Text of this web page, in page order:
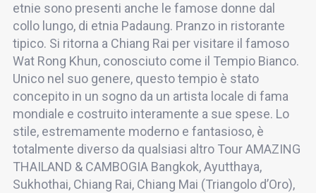
etnie sono presenti anche le famose donne dal
collo lungo, di etnia Padaung. Pranzo in ristorante
tipico. Si ritorna a Chiang Rai per visitare il famoso
Wat Rong Khun, conosciuto come il Tempio Bianco.
Unico nel suo genere, questo tempio è stato
concepito in un sogno da un artista locale di fama
mondiale e costruito interamente a sue spese. Lo
stile, estremamente moderno e fantasioso, è
totalmente diverso da qualsiasi altro Tour AMAZING
THAILAND & CAMBOGIA Bangkok, Ayutthaya,
Sukhothai, Chiang Rai, Chiang Mai (Triangolo d’Oro),